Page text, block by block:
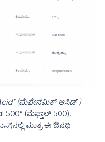
(ಮೆಫೇನಮಿಕ್ ಆಸಿಡ್ )
(ಮೆಫ್ತಾಲ್ 500).
ಮಾತ್ರ ಈ ಔಷಧಿ